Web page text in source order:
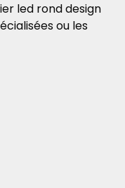
led rond design
ou les